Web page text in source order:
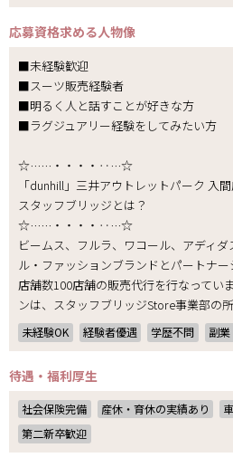
応募資格求める人物像
■未経験歓迎
■スーツ販売経験者
■明るく人と話すことが好きな方
■ラグジュアリー経験をしてみたい方
☆……・・・・‥…☆
「dunhill」三井アウトレットパーク 入
スタッフブリッジとは？
☆……・・・・‥…☆
ビームス、フルラ、ワコール、アディ
ル・ファッションブランドとパートナ
店舗数100店舗の販売代行を行なってい
ンは、スタッフブリッジStore事業部の所
未経験OK 経験者優遇 学歴不問 副
待遇・福利厚生
社会保険完備 産休・育休の実績あり
第二新卒歓迎